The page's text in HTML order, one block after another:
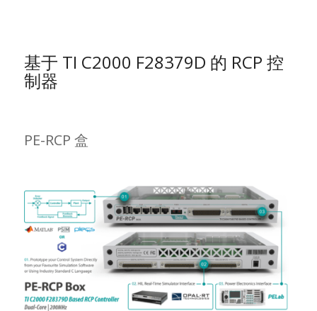
基于 TI C2000 F28379D 的 RCP 控
制器
PE-RCP 盒